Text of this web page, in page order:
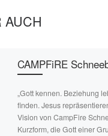
AUCH
CAMPFiRE
„Gott kennen. Beziehung
finden. Jesus
Vision von CampFire
Kurzform, die Gott einer